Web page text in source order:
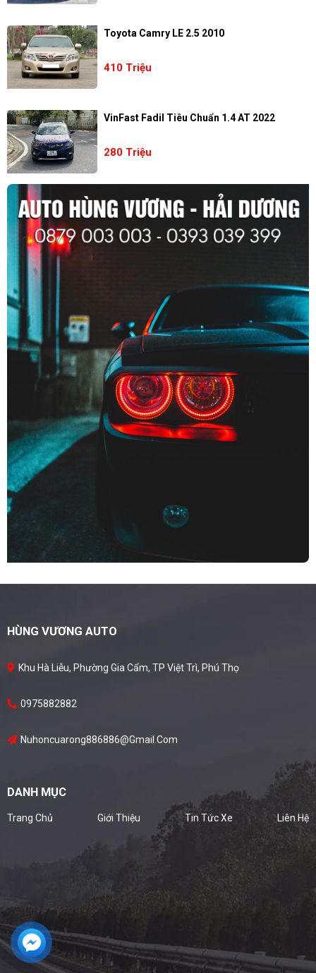
Toyota Camry LE 2.5 2010
410 Triệu
VinFast Fadil Tiêu Chuẩn 1.4 AT 2022
280 Triệu
HÙNG VƯƠNG AUTO
Khu Hà Liễu, Phường Gia Cẩm, TP Việt Trì, Phú Thọ
0975882882
Nuhoncuarong886886@gmail.com
DANH MỤC
Trang Chủ Giới Thiệu Tin Tức Xe Liên Hệ